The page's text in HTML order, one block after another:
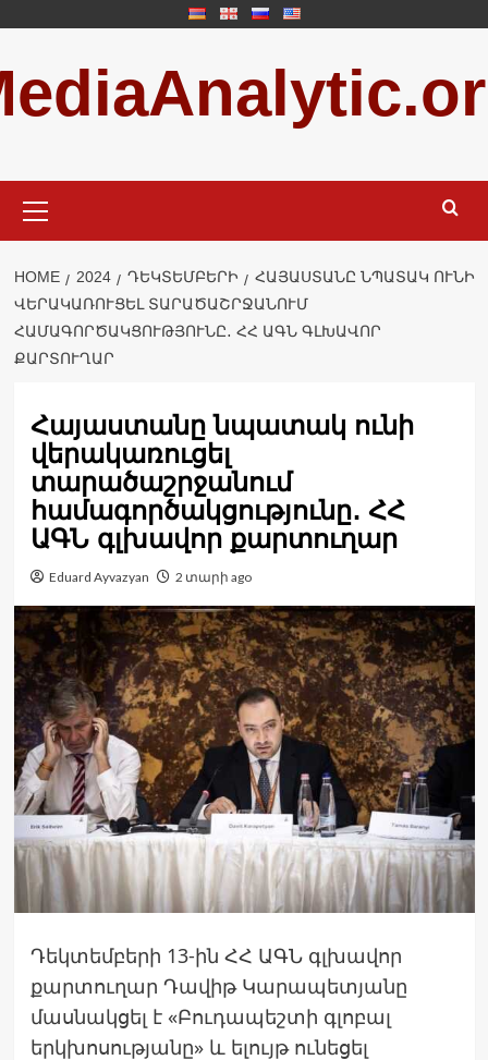
content
Menu
HOME 2024 ԴԵԿՏԵՄԲԵՐԻ
ՀԱՅԱՍՏԱՆԸ ՆՊԱՏԱԿ ՈՒՆԻ
ՎԵՐԱԿԱՌՈՒՑԵԼ ՏԱՐԱԾԱՇՐՋԱՆՈՒՄ
ՀԱՄԱԳՈՐԾԱԿՑՈՒԹՅՈՒՆԸ․ ՀՀ ԱԳՆ ԳԼԽԱՎՈՐ
ՔԱՐՏՈՒՂԱՐ
Հայաստանը նպատակ ունի
վերակառուցել
տարածաշրջանում
համագործակցությունը․ ՀՀ
ԱԳՆ գլխավոր քարտուղար
Eduard Ayvazyan 2 տարի ago
Դեկտեմբերի 13-ին ՀՀ ԱԳՆ գլխավոր
քարտուղար Դավիթ Կարապետյանը
մասնակցել է «Բուդապեշտի գլոբալ
երկխոսությանը» և ելույթ ունեցել